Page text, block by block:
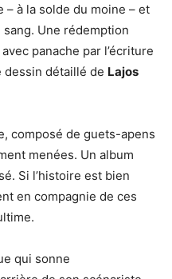
à la solde du moine – et
Une rédemption
panache par l’écriture
dessin détaillé de Lajos
composé de guets-apens
menées. Un album
Si l’histoire est bien
en compagnie de ces
qui sonne